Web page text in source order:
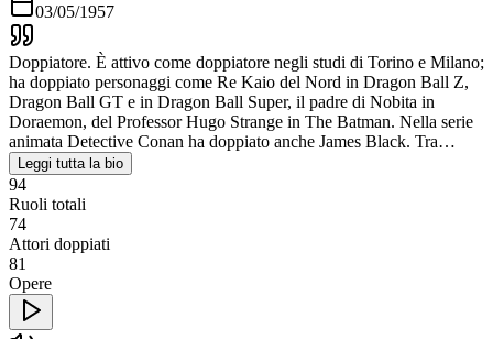
03/05/1957
Doppiatore. È attivo come doppiatore negli studi di Torino e Milano;
ha doppiato personaggi come Re Kaio del Nord in Dragon Ball Z,
Dragon Ball GT e in Dragon Ball Super, il padre di Nobita in
Doraemon, del Professor Hugo Strange in The Batman. Nella serie
animata Detective Conan ha doppiato anche James Black. Tra…
Leggi tutta la bio
94
Ruoli totali
74
Attori doppiati
81
Opere